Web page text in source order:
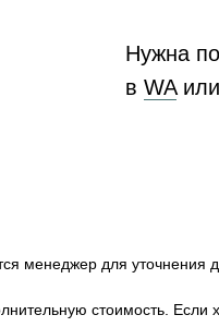
Нужна
в WAили
менеджер для уточнения
стоимость.